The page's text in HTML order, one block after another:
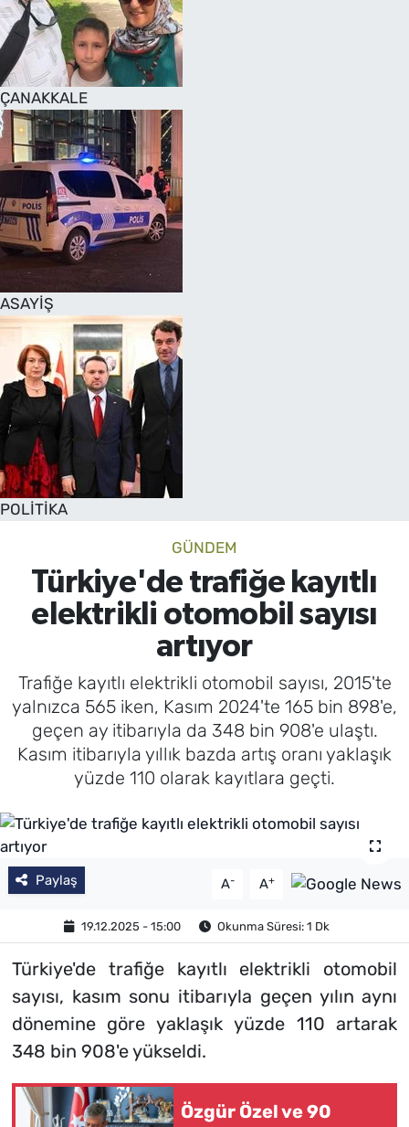
ÇANAKKALE
ASAYİŞ
POLİTİKA
GÜNDEM
Türkiye'de trafiğe kayıtlı
elektrikli otomobil sayısı
artıyor
Trafiğe kayıtlı elektrikli otomobil sayısı, 2015'te
yalnızca 565 iken, Kasım 2024'te 165 bin 898'e,
geçen ay itibarıyla da 348 bin 908'e ulaştı.
Kasım itibarıyla yıllık bazda artış oranı yaklaşık
yüzde 110 olarak kayıtlara geçti.
Paylaş A- A+
19.12.2025 - 15:00 Okunma Süresi: 1 Dk
Türkiye'de trafiğe kayıtlı elektrikli otomobil
sayısı, kasım sonu itibarıyla geçen yılın aynı
dönemine göre yaklaşık yüzde 110 artarak
348 bin 908'e yükseldi.
Özgür Özel ve 90
SAĞLIK
TV REHBERİ